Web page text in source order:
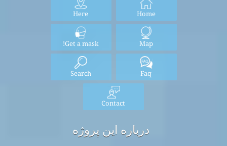
Home
Here
Map
Get a mask!
Faq
Search
Contact
درباره این پروژه